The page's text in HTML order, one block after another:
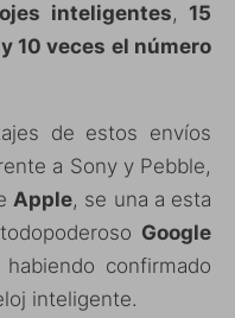
inteligentes, 15
10 veces el número
de estos envíos
a Sony y Pebble,
Apple, se una a esta
Google
habiendo confirmado
inteligente.